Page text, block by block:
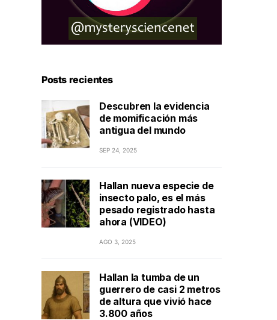
Posts recientes
Descubren la evidencia
de momificación más
antigua del mundo
SEP 24, 2025
Hallan nueva especie de
insecto palo, es el más
pesado registrado hasta
ahora (VIDEO)
AGO 3, 2025
Hallan la tumba de un
guerrero de casi 2 metros
de altura que vivió hace
3.800 años